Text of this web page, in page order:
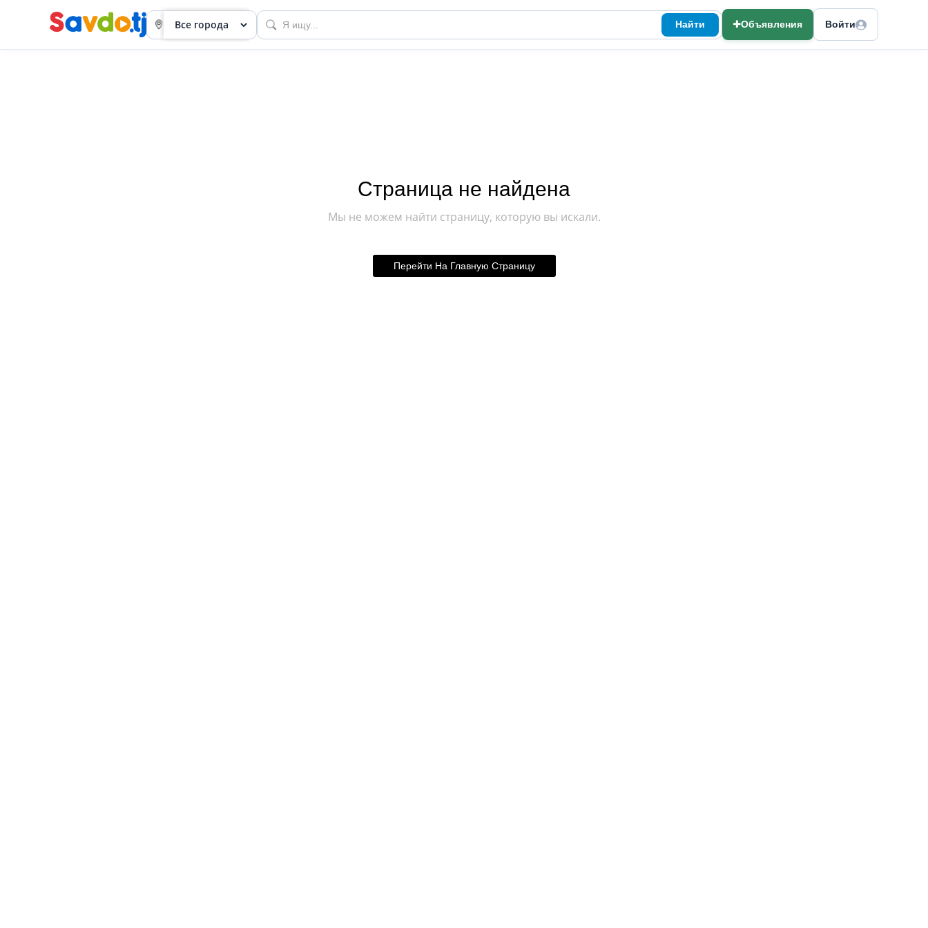
Найти Объявления Войти
Страница не найдена
Мы не можем найти страницу, которую вы искали.
Перейти На Главную Страницу